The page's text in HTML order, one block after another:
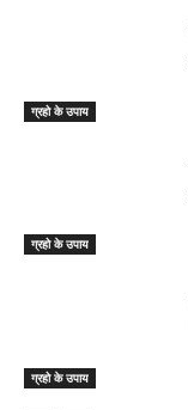
ग्रहो के उपाय
ग्रहो के उपाय
ग्रहो के उपाय